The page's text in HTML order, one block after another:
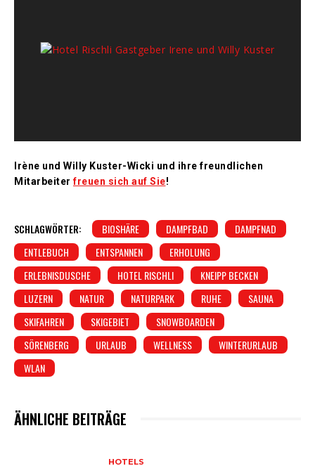
Irène und Willy Kuster-Wicki und ihre freundlichen
Mitarbeiterfreuen sich auf Sie!
SCHLAGWÖRTER: BIOSHÄRE DAMPFBAD
DAMPFNAD
ENTLEBUCH
ENTSPANNEN
ERHOLUNG
ERLEBNISDUSCHE
HOTEL RISCHLI
KNEIPP BECKEN
LUZERN
NATUR NATURPARK RUHE
SAUNA
SKIFAHREN
SKIGEBIET
SNOWBOARDEN
SÖRENBERG
URLAUB WELLNESS
WINTERURLAUB
WLAN
ÄHNLICHE BEITRÄGE
HOTELS